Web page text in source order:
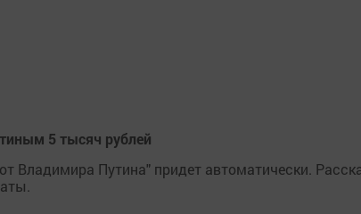
5 тысяч рублей
Владимира Путина" придет автоматически.